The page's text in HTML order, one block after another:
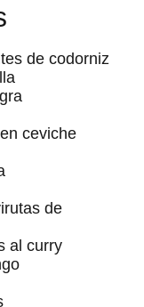
de codorniz
ceviche
de
al curry